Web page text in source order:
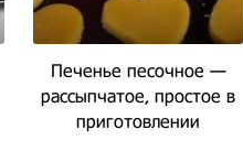
Печенье песочное —
рассыпчатое, простое в
приготовлении